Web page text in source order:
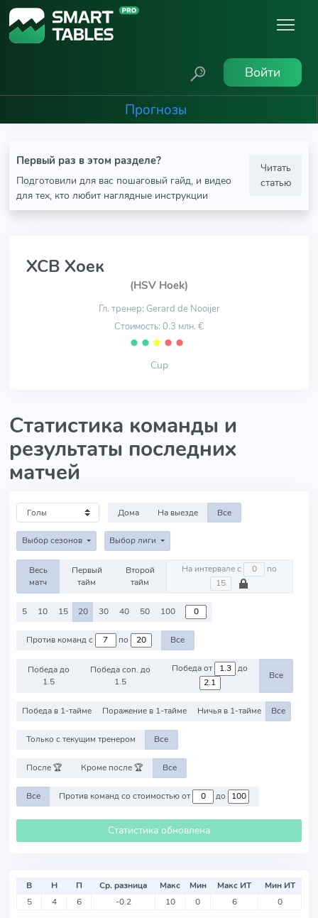
Войти
Прогнозы
Первый раз в этом разделе?
Подготовили для вас пошаговый гайд, и видео
для тех, кто любит наглядные инструкции
Читать
статью
ХСВ Хоек
(HSV Hoek)
Гл. тренер: Gerard de Nooijer
Стоимость: 0.3 млн. €
⬤ ⬤ ⬤ ⬤ ⬤
Cup
Статистика команды и
результаты последних
матчей
Дома На выезде Все
Выбор сезонов Выбор лиги
Весь
матч
Первый
тайм
Второй
тайм
На интервале с по
5 10 15 20 30 40 50 100
Против команд с по Все
Победа до
1.5
Победа соп. до
1.5
Победа от до
Все
Победа в 1-тайме Поражение в 1-тайме Ничья в 1-тайме Все
Только с текущим тренером Все
После 🏆 Кроме после 🏆 Все
Все Против команд со стоимостью от до
Статистика обновлена
В Н П Ср. разница Макс Мин Макс ИТ
Мин ИТ
5
4 6 -0.2 10 0 6 0